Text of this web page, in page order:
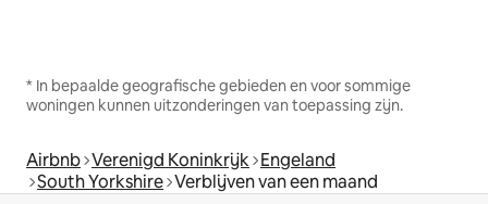
* In bepaalde geografische gebieden en voor sommige
woningen kunnen uitzonderingen van toepassing zijn.
Airbnb Verenigd Koninkrijk Engeland
South Yorkshire Verblijven van een maand